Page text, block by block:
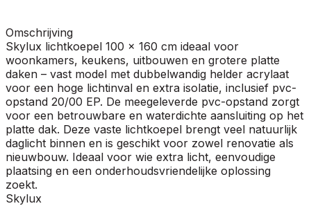
Omschrijving
Skylux lichtkoepel 100 x 160 cm ideaal voor
woonkamers, keukens, uitbouwen en grotere platte
daken – vast model met dubbelwandig helder acrylaat
voor een hoge lichtinval en extra isolatie, inclusief pvc-
opstand 20/00 EP. De meegeleverde pvc-opstand zorgt
voor een betrouwbare en waterdichte aansluiting op het
platte dak. Deze vaste lichtkoepel brengt veel natuurlijk
daglicht binnen en is geschikt voor zowel renovatie als
nieuwbouw. Ideaal voor wie extra licht, eenvoudige
plaatsing en een onderhoudsvriendelijke oplossing
zoekt.
Skylux